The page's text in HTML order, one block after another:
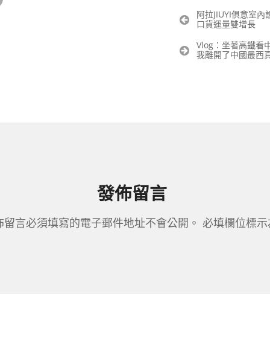
文
章
導
覽
阿拉JIUYI俱意室
口貨運量雙增長
Vlog：坐著高鐵看
我離開了中國最西
發佈留言
留言必須填寫的電子郵件地址不會公開。 必填欄位標